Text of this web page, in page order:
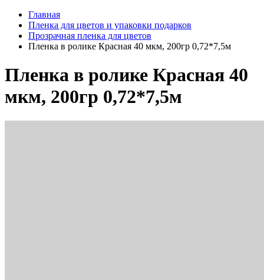
Главная
Пленка для цветов и упаковки подарков
Прозрачная пленка для цветов
Пленка в ролике Красная 40 мкм, 200гр 0,72*7,5м
Пленка в ролике Красная 40
мкм, 200гр 0,72*7,5м